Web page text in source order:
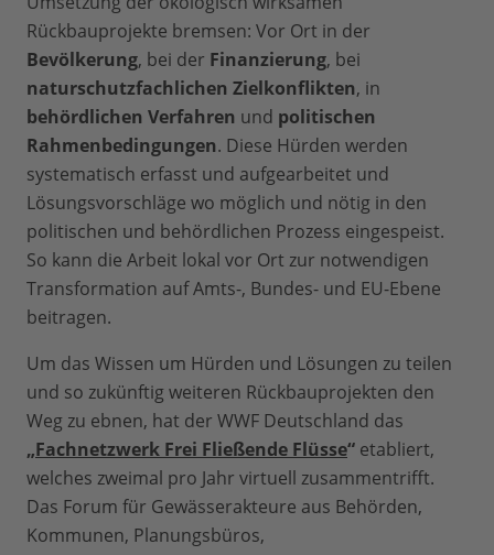
Rückbauprojekte bremsen: Vor Ort in der
Bevölkerung, bei der Finanzierung, bei
naturschutzfachlichen Zielkonflikten, in
behördlichen Verfahren und politischen
Rahmenbedingungen. Diese Hürden werden
systematisch erfasst und aufgearbeitet und
Lösungsvorschläge wo möglich und nötig in den
politischen und behördlichen Prozess eingespeist.
So kann die Arbeit lokal vor Ort zur notwendigen
Transformation auf Amts-, Bundes- und EU-Ebene
beitragen.
Um das Wissen um Hürden und Lösungen zu teilen
und so zukünftig weiteren Rückbauprojekten den
Weg zu ebnen, hat der WWF Deutschland das
„Fachnetzwerk Frei Fließende Flüsse“ etabliert,
welches zweimal pro Jahr virtuell zusammentrifft.
Das Forum für Gewässerakteure aus Behörden,
Kommunen, Planungsbüros,